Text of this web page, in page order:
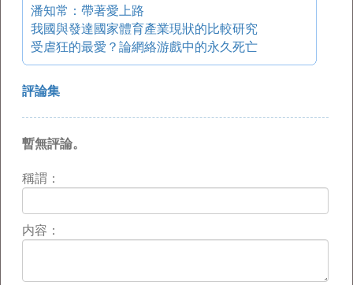
潘知常：帶著愛上路
我國與發達國家體育產業現狀的比較研究
受虐狂的最愛？論網絡游戲中的永久死亡
評論集
暫無評論。
稱謂：
内容：